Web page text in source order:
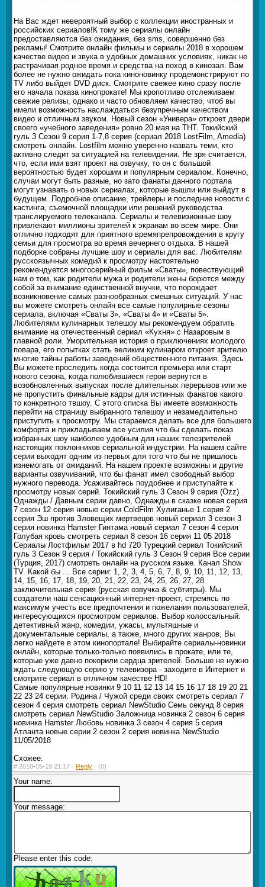
На Вас ждет невероятный выбор с коллекции иностранных и
российских сериалов!К тому же сериалы онлайн
предоставляются без ожидания, без sms, совершенно без
рекламы! Смотрите онлайн фильмы и сериалы 2018 в хорошем
качестве видео и звука в удобных домашних условиях, никак не
растрачивая родное время и средства на поход в кинозал. Вам
более не нужно ожидать пока киноновинку продемонстрируют по
TV либо выйдет DVD диск. Смотрите свежее кино сразу после
его начала показа кинопрокате! Мы кропотливо отслеживаем
свежие релизы, однако и часто обновляем качество, чтоб вы
имели возможность наслаждаться безупречным качеством
видео и отличным звуком. Новый сезон «Универа» откроет двери
своего «учебного заведения» ровно 20 мая на ТНТ. Токийский
гуль 3 Сезон 9 серия 1-7,8 серия (сериал 2018 LostFilm, Amedia)
смотреть онлайн. Lostfilm можно уверенно назвать теми, кто
активно следит за ситуацией на телевидении. Не зря считается,
что, если ими взят проект на озвучку, то он с большой
вероятностью будет хорошим и популярным сериалом. Конечно,
случаи могут быть разные, но зато фанаты данного портала
могут узнавать о новых сериалах, которые вышли или выйдут в
будущем. Подробное описание, трейлеры и последние новости с
кастинга, съемочной площадки или решений руководства
транслируемого телеканала. Сериалы и телевизионные шоу
привлекают миллионы зрителей к экранам во всем мире. Они
отлично подходят для приятного времяпрепровождения в кругу
семьи для просмотра во время вечернего отдыха. В нашей
подборке собраны лучшие шоу и сериалы для вас. Любителям
русскоязычных комедий к просмотру настоятельно
рекомендуется многосерийный фильм «Сваты», повествующий
нам о том, как родители мужа и родители жены борются между
собой за внимание единственной внучки, что порождает
возникновение самых разнообразных смешных ситуаций. У нас
вы можете смотреть онлайн все самые популярные сезоны
сериала, включая «Сваты 3», «Сваты 4» и «Сваты 5».
Любителями кулинарных телешоу мы рекомендуем обратить
внимание на отечественный сериал «Кухня» с Назаровым в
главной роли. Уморительная история о приключениях молодого
повара, его попытках стать великим кулинаром откроет зрителю
многие тайны работы заведений общественного питания. Здесь
Вы можете проследить когда состоится премьера или старт
нового сезона, когда полюбившиеся герои вернутся в
возобновленных выпусках после длительных перерывов или же
не пропустить финальные кадры для истинных фанатов какого
то конкретного твшоу. С этого списка Вы имеете возможность
перейти на страницу выбранного телешоу и незамедлительно
приступить к просмотру. Мы стараемся делать все для большего
комфорта и прикладываем все усилия что бы сделать показ
избранных шоу наиболее удобным для наших телезрителей
настоящих поклонников сериальной индустрии. На нашем сайте
серии выходят одним из первых для того что бы не пришлось
изнемогать от ожиданий. На нашем проекте возможны и другие
варианты озвучиваний, что бы фанат имел свободный выбор
нужного перевода. Усаживайтесь поудобнее и приступайте к
просмотру новых серий. Токийский гуль 3 Сезон 9 серия (Ozz) .
Однажды / Давным серии давно, Однажды в сказке новая серия
7 сезон 12 серия новые серии ColdFilm Хулиганье 1 серия 2
серия Эш против Зловещих мертвецов новый сериал 3 сезон 3
серия новинка Hamster Гинтама новый сериал 7 сезон 4 серия
Голубая кровь смотреть сериал 8 сезон 16 серия 11 05 2018
Сериалы Лостфильм 2017 в hd 720 Турецкий сериал Токийский
гуль 3 Сезон 9 серия / Токийский гуль 3 Сезон 9 серия Все серии
(Турция, 2017) смотреть онлайн на русском языке. Канал Show
TV. Какой бы ... Все серии: 1, 2, 3, 4, 5, 6, 7, 8, 9, 10, 11, 12, 13,
14, 15, 16, 17, 18, 19, 20, 21, 22, 23, 24, 25, 26, 27, 28
заключительная серия (русская озвучка & субтитры). Мы
создатели наш сенсационный интернет-проект, стремясь по
максимум учесть все предпочтения и пожелания пользователей,
интересующихся просмотром сериалов. Выбор колоссальный:
детективный жанр, комедии, ужасы, мультяшные и
документальные сериалы, а также, много других жанров, Вы
легко найдете в этом кинопортале! Выбирайте сериалы-новинки
онлайн, которые только-только появились в прокате, или те,
которые уже давно покорили сердца зрителей. Больше не нужно
ждать следующую серию у телевизора - заходите в Интернет и
смотрите сериал в отличном качестве HD!
Самые популярные новинки 9 10 11 12 13 14 15 16 17 18 19 20 21
22 23 24 серии. Родина / Чужой среди своих смотреть сериал 7
сезон 4 серия смотреть сериал NewStudio Семь секунд 8 серия
смотреть сериал NewStudio Заложница новинка 2 сезон 6 серия
новинка Hamster Любовь новинка 3 сезон 4 серия 5 серия
Атланта новые серии 2 сезон 2 серия новинка NewStudio
11/05/2018
Схожее:
# 2018-05-19 21:17 · Reply · (0)
Your name:
Your message:
Please enter this code: